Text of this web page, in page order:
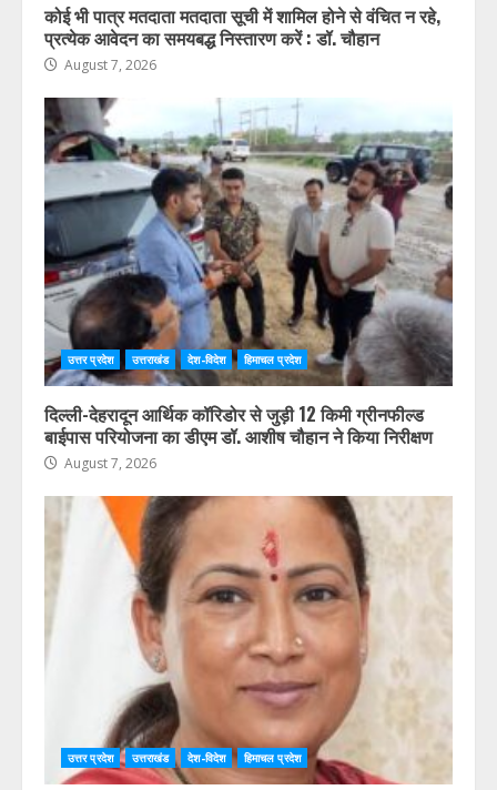
कोई भी पात्र मतदाता मतदाता सूची में शामिल होने से वंचित न रहे,
प्रत्येक आवेदन का समयबद्ध निस्तारण करें : डॉ. चौहान
August 7, 2026
उत्तर प्रदेश उत्तराखंड देश-विदेश हिमाचल प्रदेश
दिल्ली-देहरादून आर्थिक कॉरिडोर से जुड़ी 12 किमी ग्रीनफील्ड
बाईपास परियोजना का डीएम डॉ. आशीष चौहान ने किया निरीक्षण
August 7, 2026
उत्तर प्रदेश उत्तराखंड देश-विदेश हिमाचल प्रदेश